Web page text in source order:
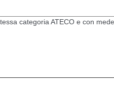
categoria ATECO e con